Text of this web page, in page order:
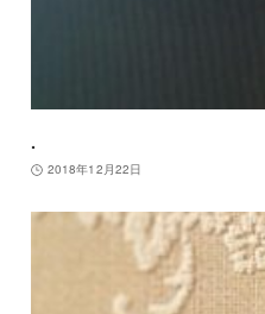
.
2018年12月22日